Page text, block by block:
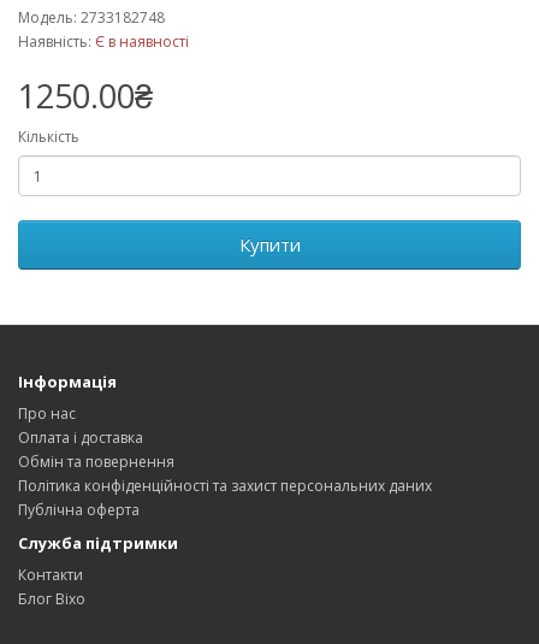
Модель: 2733182748
Наявність: Є в наявності
1250.00₴
Кількість
Купити
Інформація
Про нас
Оплата і доставка
Обмін та повернення
Політика конфіденційності та захист персональних даних
Публічна оферта
Служба підтримки
Контакти
Блог Bixo